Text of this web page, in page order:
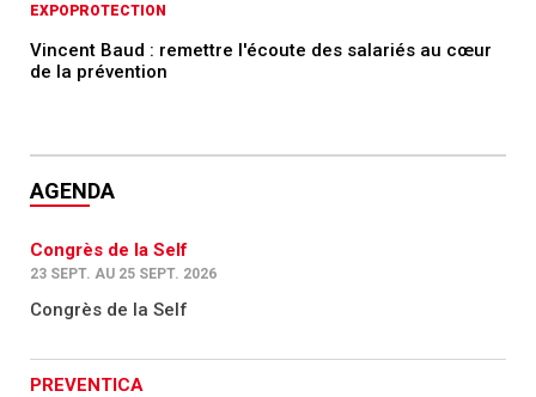
EXPOPROTECTION
Vincent Baud : remettre l'écoute des salariés au cœur
de la prévention
AGENDA
Congrès de la Self
23 SEPT. AU 25 SEPT. 2026
Congrès de la Self
PREVENTICA